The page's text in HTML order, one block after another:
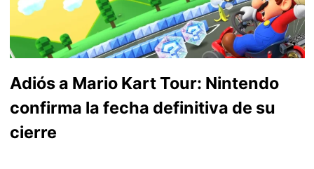
Adiós a Mario Kart Tour: Nintendo
confirma la fecha definitiva de su
cierre